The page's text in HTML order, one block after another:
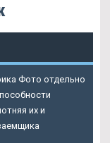
Фото отдельно
их и